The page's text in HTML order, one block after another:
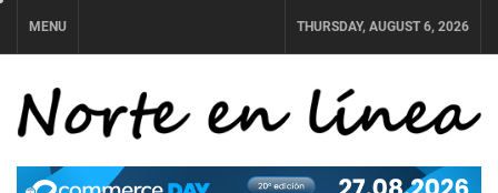
Skip
to
content
MENU THURSDAY, AUGUST 6, 2026
NORTE EN LÍNEA